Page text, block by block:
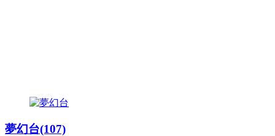
夢幻台(107)